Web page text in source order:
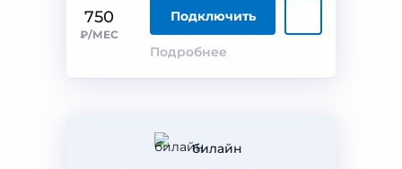
750
₽/МЕС
Подключить
Подробнее
билайн